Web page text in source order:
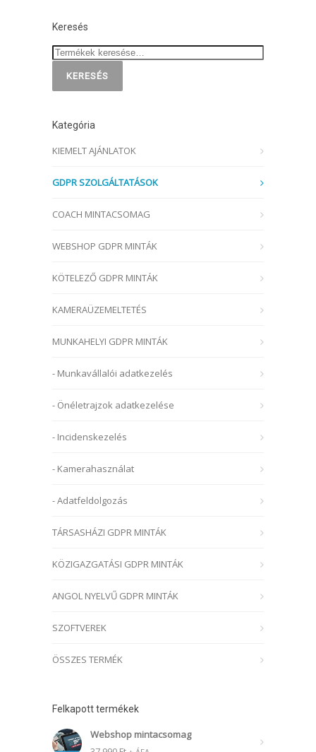
Keresés
KERESÉS
Kategória
KIEMELT AJÁNLATOK
GDPR SZOLGÁLTATÁSOK
COACH MINTACSOMAG
WEBSHOP GDPR MINTÁK
KÖTELEZŐ GDPR MINTÁK
KAMERAÜZEMELTETÉS
MUNKAHELYI GDPR MINTÁK
- Munkavállalói adatkezelés
- Önéletrajzok adatkezelése
- Incidenskezelés
- Kamerahasználat
- Adatfeldolgozás
TÁRSASHÁZI GDPR MINTÁK
KÖZIGAZGATÁSI GDPR MINTÁK
ANGOL NYELVŰ GDPR MINTÁK
SZOFTVEREK
ÖSSZES TERMÉK
Felkapott termékek
Webshop mintacsomag